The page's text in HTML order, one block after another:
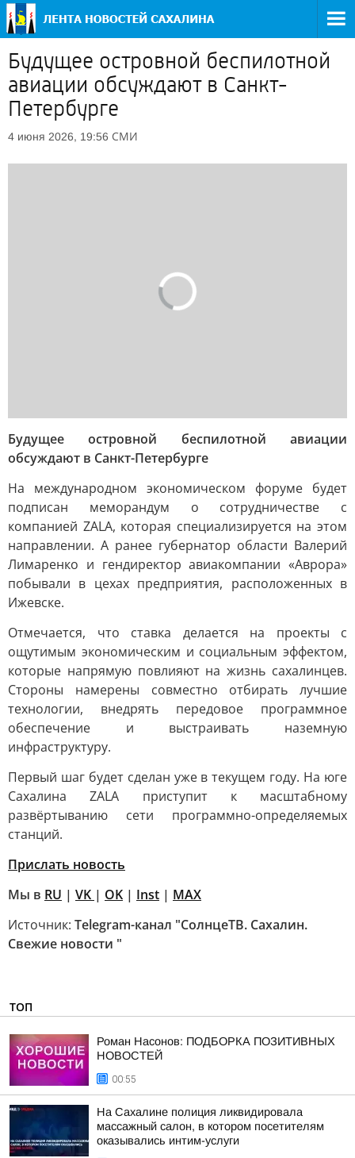
Будущее островной беспилотной
авиации обсуждают в Санкт-
Петербурге
4 июня 2026, 19:56 СМИ
Будущее островной беспилотной авиации
обсуждают в Санкт-Петербурге
На международном экономическом форуме будет
подписан меморандум о сотрудничестве с
компанией ZALA, которая специализируется на этом
направлении. А ранее губернатор области Валерий
Лимаренко и гендиректор авиакомпании «Аврора»
побывали в цехах предприятия, расположенных в
Ижевске.
Отмечается, что ставка делается на проекты с
ощутимым экономическим и социальным эффектом,
которые напрямую повлияют на жизнь сахалинцев.
Стороны намерены совместно отбирать лучшие
технологии, внедрять передовое программное
обеспечение и выстраивать наземную
инфраструктуру.
Первый шаг будет сделан уже в текущем году. На юге
Сахалина ZALA приступит к масштабному
развёртыванию сети программно-определяемых
станций.
Прислать новость
Мы в RU | VK | OK | Inst | MAX
Источник: Telegram-канал "СолнцеТВ. Сахалин.
Свежие новости "
ТОП
Роман Насонов: ПОДБОРКА ПОЗИТИВНЫХ
НОВОСТЕЙ
00:55
На Сахалине полиция ликвидировала
массажный салон, в котором посетителям
оказывались интим-услуги